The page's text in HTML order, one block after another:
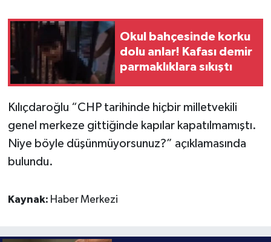
Okul bahçesinde korku
dolu anlar! Kafası demir
parmaklıklara sıkıştı
Kılıçdaroğlu “CHP tarihinde hiçbir milletvekili
genel merkeze gittiğinde kapılar kapatılmamıştı.
Niye böyle düşünmüyorsunuz?” açıklamasında
bulundu.
Kaynak: Haber Merkezi